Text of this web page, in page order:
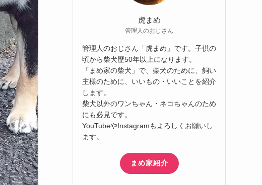
虎まめ
管理人のおじさん
管理人のおじさん「虎まめ」です。子供の
頃から柴犬歴50年以上になります。
「まめ家の柴犬」で、柴犬のために、飼い
主様のために、いいもの・いいことを紹介
します。
柴犬以外のワンちゃん・ネコちゃんのため
にも必見です。
YouTubeやInstagramもよろしくお願いし
ます。
まめ家紹介